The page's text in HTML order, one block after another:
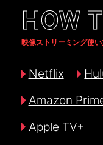
HOW
映像ストリーミング使
Netflix
Amazon
Apple TV+